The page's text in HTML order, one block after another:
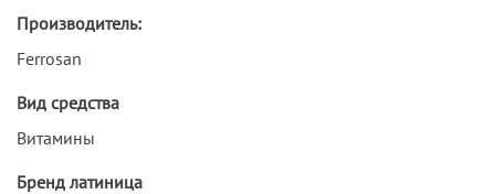
Производитель:
Ferrosan
Вид средства
Витамины
Бренд латиница